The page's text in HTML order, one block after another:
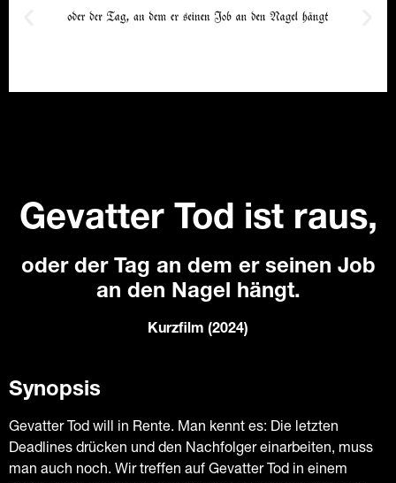
Gevatter Tod ist raus,
oder der Tag an dem er seinen Job
an den Nagel hängt.
Kurzfilm (2024)
Synopsis
Gevatter Tod will in Rente. Man kennt es: Die letzten
Deadlines drücken und den Nachfolger einarbeiten, muss
man auch noch. Wir treffen auf Gevatter Tod in einem